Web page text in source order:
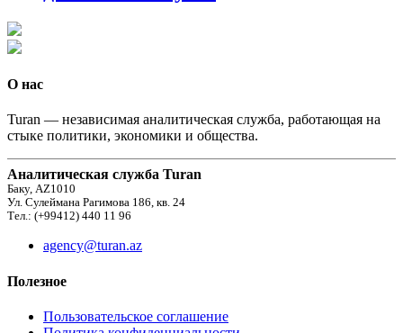
О нас
Turan — независимая аналитическая служба, работающая на
стыке политики, экономики и общества.
Аналитическая служба Turan
Баку, AZ1010
Ул. Сулеймана Рагимова 186, кв. 24
Тел.: (+99412) 440 11 96
agency@turan.az
Полезное
Пользовательское соглашение